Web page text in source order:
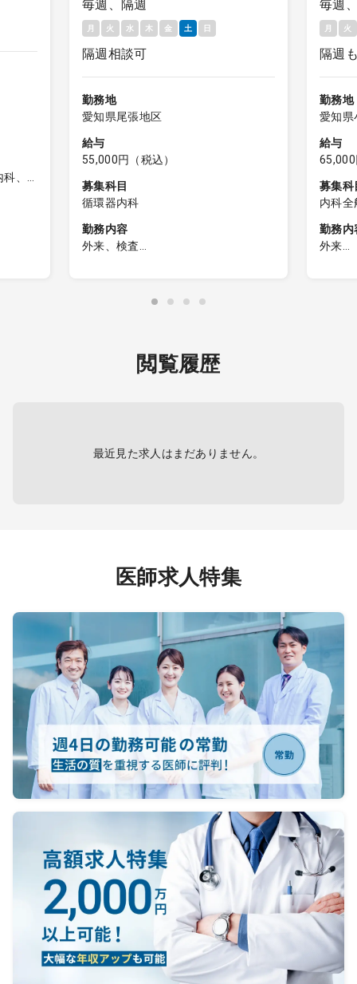
、
毎週、隔週
月 火 水 木 金 土 日
隔週相談可
勤務地
愛知県尾張地区
給与
55,000円（税込）
募集科目
循環器内科
勤務内容
外来、検査
PACS有（メーカー：東芝）
毎週
月 火
隔週
勤務地
愛知県
給与
募集科
内科
科、内
経内科
勤務内
外来
閲覧履歴
最近見た求人はまだありません。
医師求人特集